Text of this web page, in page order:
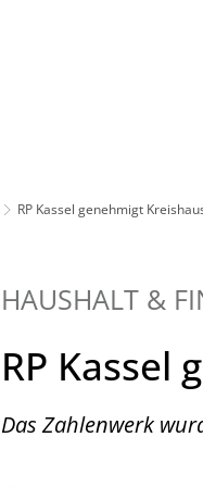
RP Kassel genehmigt
HAUSHALT &
RP Kassel
Das Zahlenwerk